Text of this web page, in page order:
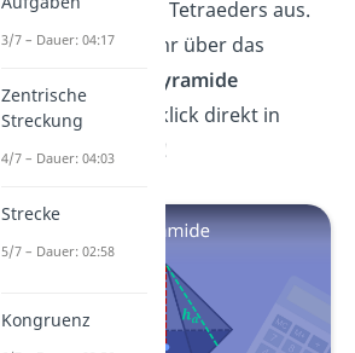
Oberfläche eines Tetraeders aus.
Möchtest du mehr über das
Pyramide
erfahren? Dann klick direkt in
unserVideo rein!
3/7 – Dauer: 04:17
Zentrische
Streckung
4/7 – Dauer: 04:03
Strecke
5/7 – Dauer: 02:58
Kongruenz